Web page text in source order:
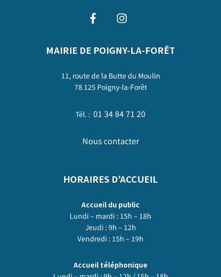
MAIRIE DE POIGNY-LA-FORÊT
11, route de la Butte du Moulin
78 125 Poigny-la-Forêt
Tél. : 01 34 84 71 20
Nous contacter
HORAIRES D’ACCUEIL
Accueil du public
Lundi – mardi : 15h – 18h
Jeudi : 9h – 12h
Vendredi : 15h – 19h
Accueil téléphonique